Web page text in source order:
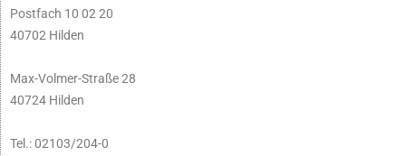
Postfach 10 02 20
40702 Hilden
Max-Volmer-Straße 28
40724 Hilden
Tel.: 02103/204-0